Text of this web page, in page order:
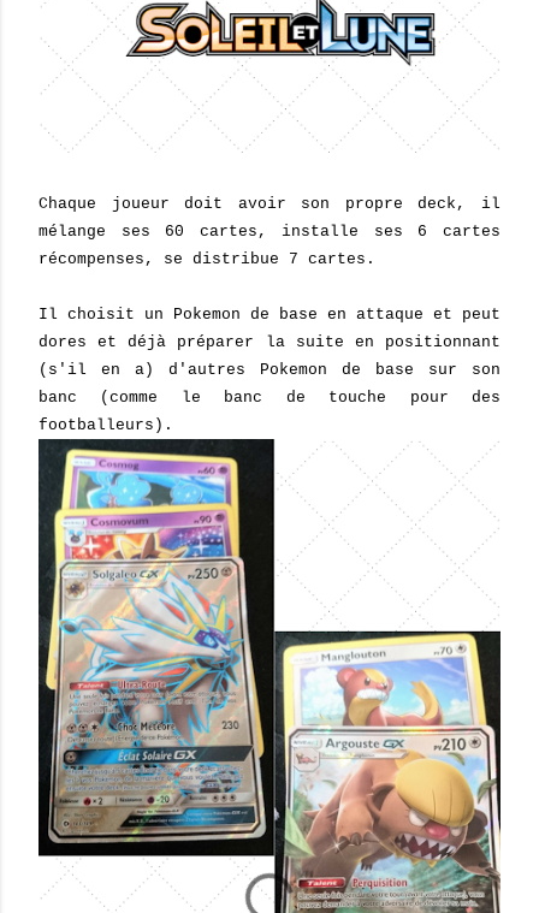
Chaque joueur doit avoir son propre deck, il
mélange ses 60 cartes, installe ses 6 cartes
récompenses, se distribue 7 cartes.
Il choisit un Pokemon de base en attaque et peut
dores et déjà préparer la suite en positionnant
(s'il en a) d'autres Pokemon de base sur son
banc (comme le banc de touche pour des
footballeurs).